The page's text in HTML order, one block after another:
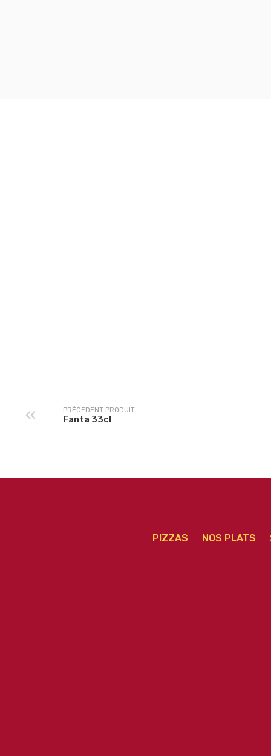
PRÉCEDENT PRODUIT
Fanta 33cl
PIZZAS NOS PLATS